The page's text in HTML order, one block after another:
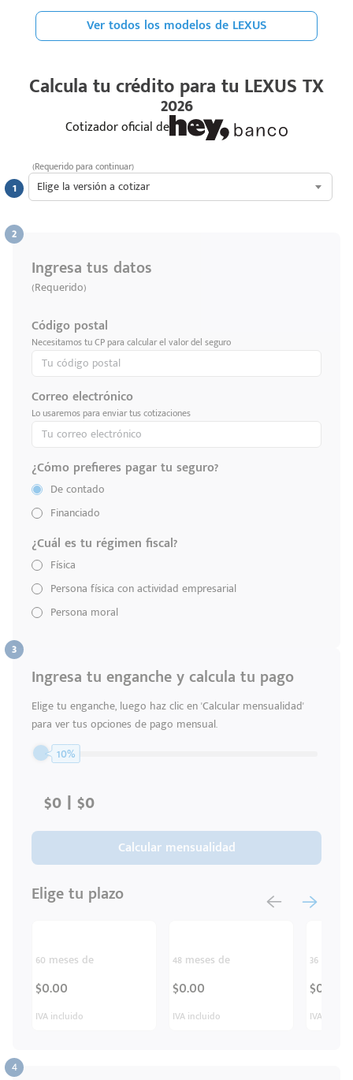
Ver todos los modelos de LEXUS
Calcula tu crédito para tu LEXUS TX
2026
Cotizador oficial de
Elige la versión a cotizar
(Requerido para continuar)
Ingresa tus datos
(Requerido)
Código postal
Necesitamos tu CP para calcular el valor del seguro
Correo electrónico
Lo usaremos para enviar tus cotizaciones
¿Cómo prefieres pagar tu seguro?
De contado
Financiado
¿Cuál es tu régimen fiscal?
Física
Persona física con actividad empresarial
Persona moral
Ingresa tu enganche y calcula tu pago
Elige tu enganche, luego haz clic en 'Calcular mensualidad'
para ver tus opciones de pago mensual.
10%
Calcular mensualidad
Elige tu plazo
60 meses de
$0.00
IVA incluido
48 meses de
$0.00
IVA incluido
36
$0.00
IVA